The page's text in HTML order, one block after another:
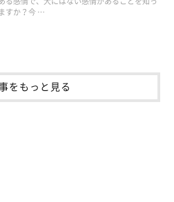
すか？今 …
をもっと見る